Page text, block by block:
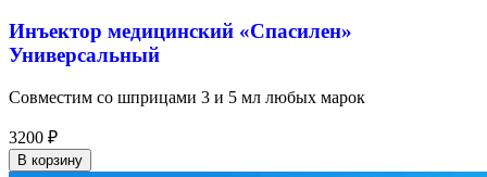
Инъектор медицинский «Спасилен»
Универсальный
Совместим со шприцами 3 и 5 мл любых марок
3200 ₽
В корзину